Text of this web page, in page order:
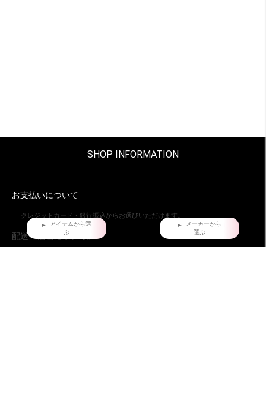
SHOP INFORMATION
お支払いについて
クレジットカード・銀行振込からお選びいただけます。
配送・梱包について。
アイテムから選
ぶ
メーカーから
選ぶ